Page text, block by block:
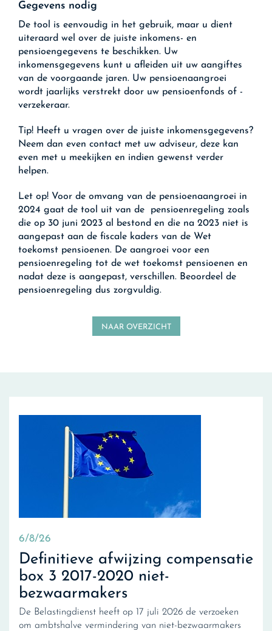
Gegevens nodig
De tool is eenvoudig in het gebruik, maar u dient
uiteraard wel over de juiste inkomens- en
pensioengegevens te beschikken. Uw
inkomensgegevens kunt u afleiden uit uw aangiftes
van de voorgaande jaren. Uw pensioenaangroei
wordt jaarlijks verstrekt door uw pensioenfonds of -
verzekeraar.
Tip! Heeft u vragen over de juiste inkomensgegevens?
Neem dan even contact met uw adviseur, deze kan
even met u meekijken en indien gewenst verder
helpen.
Let op! Voor de omvang van de pensioenaangroei in
2024 gaat de tool uit van de pensioenregeling zoals
die op 30 juni 2023 al bestond en die na 2023 niet is
aangepast aan de fiscale kaders van de Wet
toekomst pensioenen. De aangroei voor een
pensioenregeling tot de wet toekomst pensioenen en
nadat deze is aangepast, verschillen. Beoordeel de
pensioenregeling dus zorgvuldig.
NAAR OVERZICHT
6/8/26
Definitieve afwijzing compensatie
box 3 2017-2020 niet-
bezwaarmakers
De Belastingdienst heeft op 17 juli 2026 de verzoeken
om ambtshalve vermindering van niet-bezwaarmakers